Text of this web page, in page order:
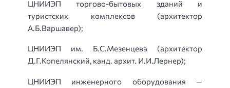
ЦНИИЭП торгово-бытовых зданий и
туристских комплексов (архитектор
А.Б.Варшавер);
ЦНИИЭП им. Б.С.Мезенцева (архитектор
Д.Г.Копелянский, канд. архит. И.И.Лернер);
ЦНИИЭП инженерного оборудования —